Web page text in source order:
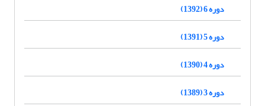
دوره 6 (1392)
دوره 5 (1391)
دوره 4 (1390)
دوره 3 (1389)